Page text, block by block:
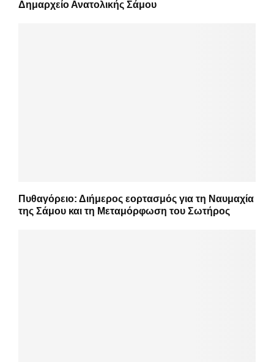
Δημαρχείο Ανατολικής Σάμου
Πυθαγόρειο: Διήμερος εορτασμός για τη Ναυμαχία
της Σάμου και τη Μεταμόρφωση του Σωτήρος